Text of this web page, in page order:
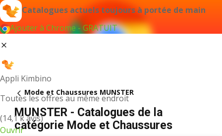
Catalogues actuels toujours à portée de main
Ajouter à Chrome - GRATUIT
Appli Kimbino
Toutes les offres au même endroit
(14,1 k avis)
Ouvrir
Mode et Chaussures MUNSTER
MUNSTER - Catalogues de la
catégorie Mode et Chaussures